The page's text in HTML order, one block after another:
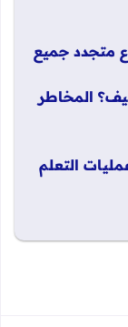
2024 موضوع متجدد جميع
المخاطر
التعلم